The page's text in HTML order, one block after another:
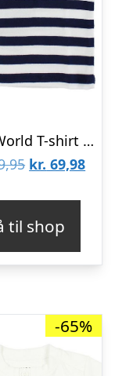
Freds World T-shirt – Navy/Hvidstribet
Den
var:
kr. 199,95.
kr. 69,98Den
kr.
til shop
-65%